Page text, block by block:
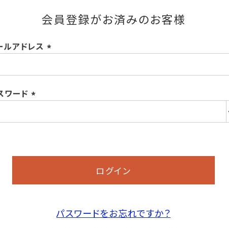
会員登録がお済みのお客様
ルアドレス
須)
ワード
須)
ログイン
パスワードをお忘れですか？